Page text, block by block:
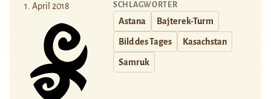
1. April 2018 SCHLAGWÖRTER
Astana Bajterek-Turm
Bild des Tages Kasachstan
Samruk